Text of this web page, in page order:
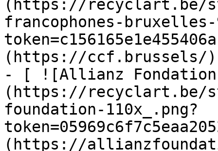
(https://recyclart.be/
francophones-bruxelles-
(https://ccf.brussels/)
- [ ![Allianz
(https://recyclart.be/
foundation-110x_.png?
(https://